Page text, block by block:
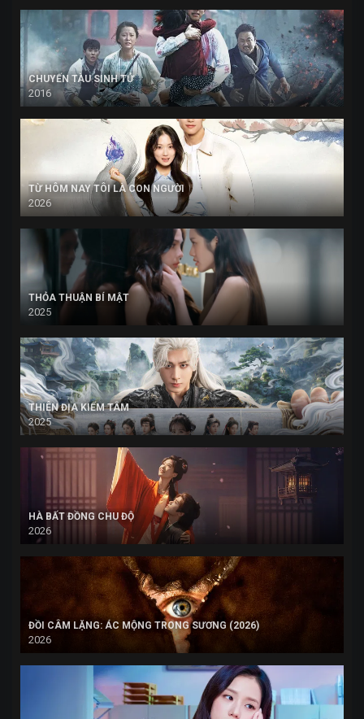
CHUYẾN TÀU SINH TỬ
2016
TỪ HÔM NAY TÔI LÀ CON NGƯỜI
2026
THỎA THUẬN BÍ MẬT
2025
THIÊN ĐỊA KIẾM TÂM
2025
HÀ BẤT ĐỒNG CHU ĐỘ
2026
ĐỒI CÂM LẶNG: ÁC MỘNG TRONG SƯƠNG (2026)
2026